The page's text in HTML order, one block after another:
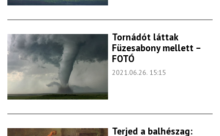
Tornádót láttak
Füzesabony mellett –
FOTÓ
2021.06.26. 15:15
Terjed a balhészag: